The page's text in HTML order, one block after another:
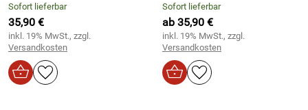
Sofort lieferbar
35,90 €
inkl. 19% MwSt., zzgl.
Versandkosten
Sofort lieferbar
ab 35,90 €
inkl. 19% MwSt., zzgl.
Versandkosten